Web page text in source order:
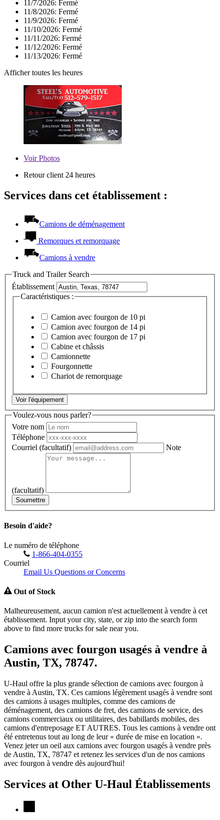
11/7/2026: Fermé
11/8/2026: Fermé
11/9/2026: Fermé
11/10/2026: Fermé
11/11/2026: Fermé
11/12/2026: Fermé
11/13/2026: Fermé
Afficher toutes les heures
VoirPhotos
Retour client 24 heures
Services dans cet établissement :
Camions de déménagement
Remorques et remorquage
Camions à vendre
Truck and Trailer Search
Établissement
Caractéristiques :
Camion avec fourgon de 10 pi
Camion avec fourgon de 14 pi
Camion avec fourgon de 17 pi
Cabine et châssis
Camionnette
Fourgonnette
Chariot de remorquage
Voir l'équipement
Voulez-vous nous parler?
Votre nom
Téléphone
Courriel (facultatif) Note
(facultatif)
Soumettre
Besoin d'aide?
Le numéro de téléphone
1-866-404-0355
Courriel
Email Us Questions or Concerns
Out of Stock
Malheureusement, aucun camion n'est actuellement à vendre à cet
établissement. Input your city, state, or zip into the search form
above to find more trucks for sale near you.
Camions avec fourgon usagés à vendre à
Austin, TX, 78747.
U-Haul offre la plus grande sélection de camions avec fourgon à
vendre à Austin, TX. Ces camions légèrement usagés à vendre sont
des camions à usages multiples, comme des camions de
déménagement, des camions de fret, des camions de service, des
camions commerciaux ou utilitaires, des babillards mobiles, des
camions d'entreposage ET AUTRES. Tous les camions à vendre ont
été entretenus tout au long de leur « durée de mise en location ».
Venez jeter un oeil aux camions avec fourgon usagés à vendre près
de Austin, TX, 78747 et retenez les services d'un de nos camions
avec fourgon à vendre dès aujourd'hui!
Services at Other U-Haul Établissements